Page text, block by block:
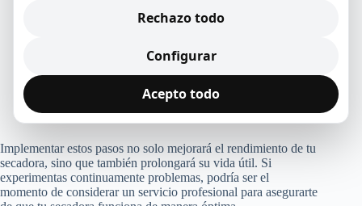
correctamente para que alcance la temperatura necesaria
para un secado eficiente.
en el tambor. Estas pueden mejorar la circulación del
mejora, consulta con un técnico especializado para una
evaluación más profunda.
Implementar estos pasos no solo mejorará el rendimiento de tu
secadora, sino que también prolongará su vida útil. Si
experimentas continuamente problemas, podría ser el
momento de considerar un servicio profesional para asegurarte
Rechazo todo
Configurar
Acepto todo